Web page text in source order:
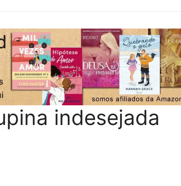
indesejada